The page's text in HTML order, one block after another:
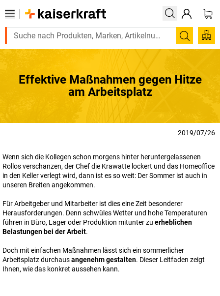
Suchen
Effektive Maßnahmen gegen Hitze
am Arbeitsplatz
2019/07/26
Wenn sich die Kollegen schon morgens hinter heruntergelassenen
Rollos verschanzen, der Chef die Krawatte lockert und das Homeoffice
in den Keller verlegt wird, dann ist es so weit: Der Sommer ist auch in
unseren Breiten angekommen.
Für Arbeitgeber und Mitarbeiter ist dies eine Zeit besonderer
Herausforderungen. Denn schwüles Wetter und hohe Temperaturen
führen in Büro, Lager oder Produktion mitunter zu erheblichen
Belastungen bei der Arbeit.
Doch mit einfachen Maßnahmen lässt sich ein sommerlicher
Arbeitsplatz durchausangenehm gestalten. Dieser Leitfaden zeigt
Ihnen, wie das konkret aussehen kann.